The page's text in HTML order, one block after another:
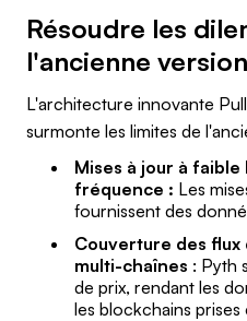
Résoudre les
l'ancienne
L'architecture innovante
surmonte les limites de
Mises à jour à
fréquence : Les
fournissent des
Couverture des
multi-chaînes : Pyth
de prix, rendant les
les blockchains prises